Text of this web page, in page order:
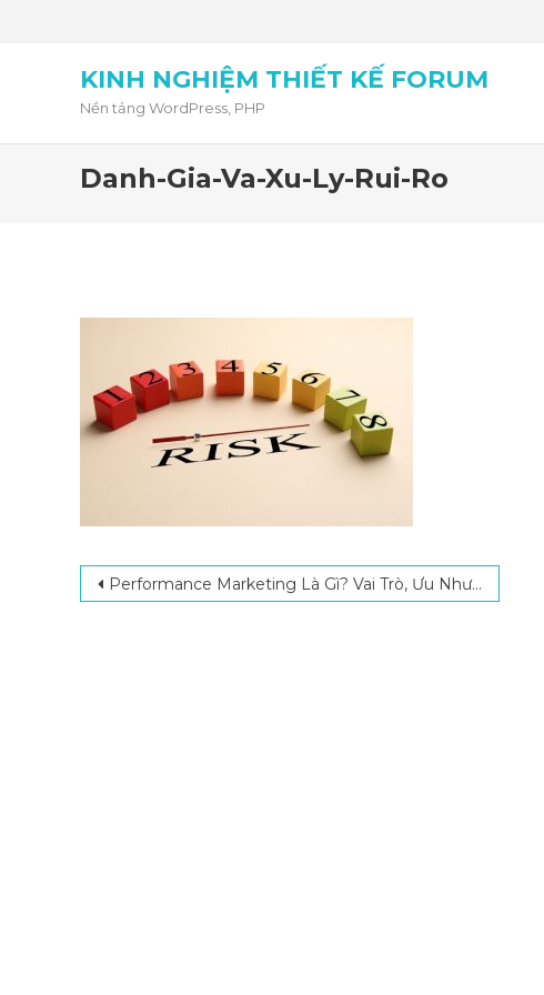
KINH NGHIỆM THIẾT KẾ FORUM
Nền tảng WordPress, PHP
Danh-Gia-Va-Xu-Ly-Rui-Ro
Post navigation
Performance Marketing Là Gì? Vai Trò, Ưu Nhược Điểm & Hướng Dẫn Triển Khai